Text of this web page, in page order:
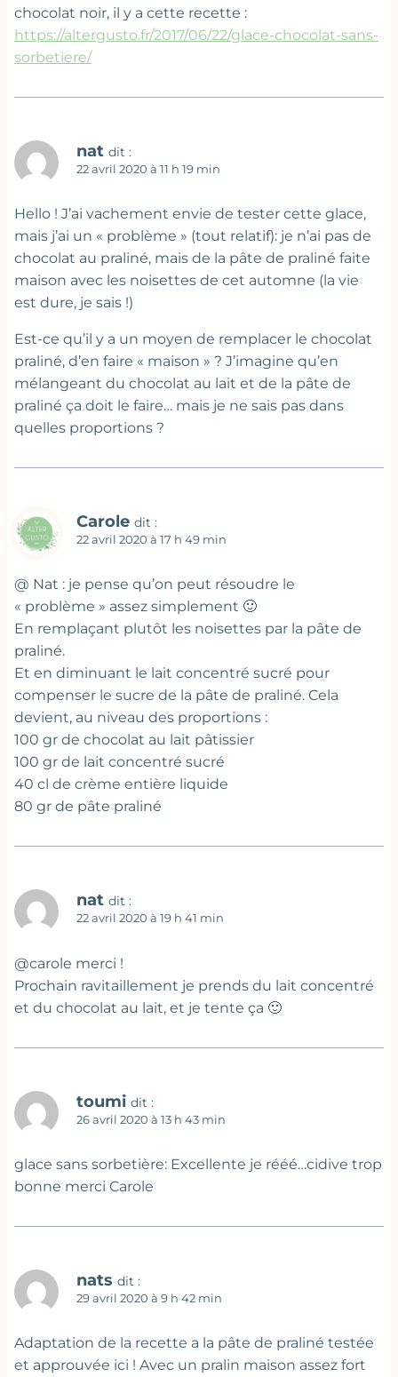
chocolat noir, il y a cette recette :
https://altergusto.fr/2017/06/22/glace-chocolat-sans-
sorbetiere/
nat dit :
22 avril 2020 à 11 h 19 min
Hello ! J’ai vachement envie de tester cette glace,
mais j’ai un « problème » (tout relatif): je n’ai pas de
chocolat au praliné, mais de la pâte de praliné faite
maison avec les noisettes de cet automne (la vie
est dure, je sais !)
Est-ce qu’il y a un moyen de remplacer le chocolat
praliné, d’en faire « maison » ? J’imagine qu’en
mélangeant du chocolat au lait et de la pâte de
praliné ça doit le faire… mais je ne sais pas dans
quelles proportions ?
Carole dit :
22 avril 2020 à 17 h 49 min
@ Nat : je pense qu’on peut résoudre le
« problème » assez simplement 🙂
En remplaçant plutôt les noisettes par la pâte de
praliné.
Et en diminuant le lait concentré sucré pour
compenser le sucre de la pâte de praliné. Cela
devient, au niveau des proportions :
100 gr de chocolat au lait pâtissier
100 gr de lait concentré sucré
40 cl de crème entière liquide
80 gr de pâte praliné
nat dit :
22 avril 2020 à 19 h 41 min
@carole merci !
Prochain ravitaillement je prends du lait concentré
et du chocolat au lait, et je tente ça 🙂
toumi dit :
26 avril 2020 à 13 h 43 min
glace sans sorbetière: Excellente je rééé…cidive trop
bonne merci Carole
nats dit :
29 avril 2020 à 9 h 42 min
Adaptation de la recette a la pâte de praliné testée
et approuvée ici ! Avec un pralin maison assez fort